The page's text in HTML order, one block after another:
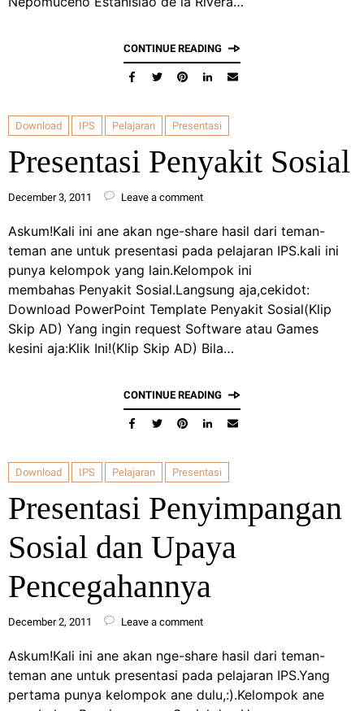
CONTINUE READING
Download IPS Pelajaran Presentasi
Presentasi Penyakit Sosial
December 3, 2011 Leave a comment
Askum!Kali ini ane akan nge-share hasil dari teman-
teman ane untuk presentasi pada pelajaran IPS.kali ini
punya kelompok yang lain.Kelompok ini
membahas Penyakit Sosial.Langsung aja,cekidot:
Download PowerPoint Template Penyakit Sosial(Klip
Skip AD) Yang ingin request Software atau Games
kesini aja:Klik Ini!(Klip Skip AD) Bila…
CONTINUE READING
Download IPS Pelajaran Presentasi
Presentasi Penyimpangan
Sosial dan Upaya
Pencegahannya
December 2, 2011 Leave a comment
Askum!Kali ini ane akan nge-share hasil dari teman-
teman ane untuk presentasi pada pelajaran IPS.Yang
pertama punya kelompok ane dulu,:).Kelompok ane